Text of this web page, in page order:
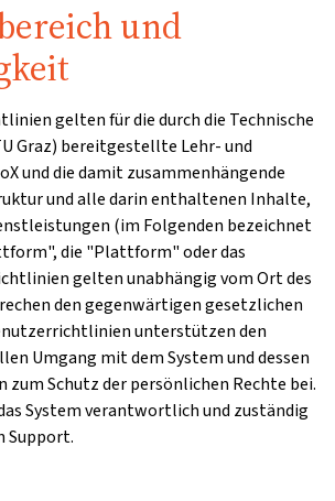
und
gelten für die durch die Technische
Graz) bereitgestellte Lehr- und
und die damit zusammenhängende
und alle darin enthaltenen Inhalte,
(im Folgenden bezeichnet
die "Plattform" oder das
gelten unabhängig vom Ort des
den gegenwärtigen gesetzlichen
unterstützen den
Umgang mit dem System und dessen
zum Schutz der persönlichen Rechte bei.
System verantwortlich und zuständig
Support.